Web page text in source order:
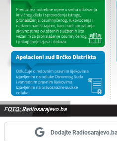
FOTO: Radiosarajevo.ba
Dodajte